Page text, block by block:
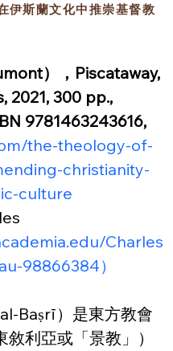
伊斯蘭文化中推崇基督教
），Piscataway,
2021, 300 pp.,
9781463243616,
the-theology-of-
christianity-
culture
Charles
98866384）
Baṣrī）是東方教會
利亞或「景教」）